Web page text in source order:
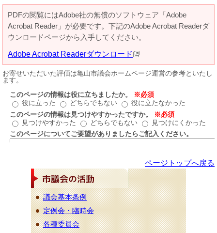
PDFの閲覧にはAdobe社の無償のソフトウェア「Adobe
Acrobat Reader」が必要です。下記のAdobe Acrobat Readerダ
ウンロードページから入手してください。
Adobe Acrobat Readerダウンロード
ページトップへ戻る
議会基本条例
定例会・臨時会
各種委員会